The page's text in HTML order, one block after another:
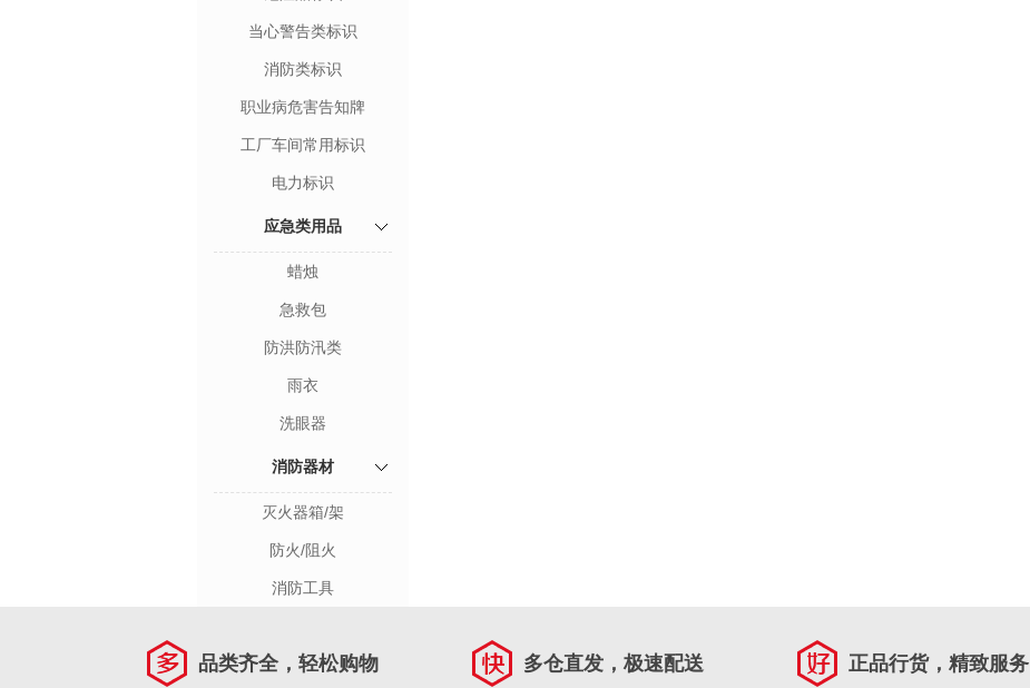
当心警告类标识
消防类标识
职业病危害告知牌
工厂车间常用标识
电力标识
应急类用品
蜡烛
急救包
防洪防汛类
雨衣
洗眼器
消防器材
灭火器箱/架
防火/阻火
消防工具
品类齐全，轻松购物 多仓直发，极速配送 正品行货，精致服务